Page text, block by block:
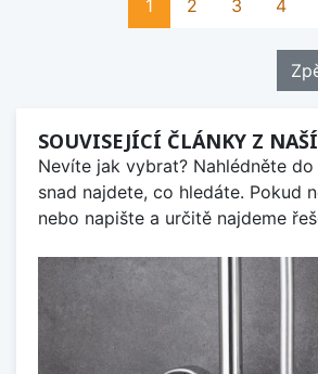
1 2 3 4
SOUVISEJÍCÍ ČLÁNKY Z
Nevíte jak vybrat? Nahlédněte
snad najdete, co hledáte. Pokud
nebo napište a určitě najdeme